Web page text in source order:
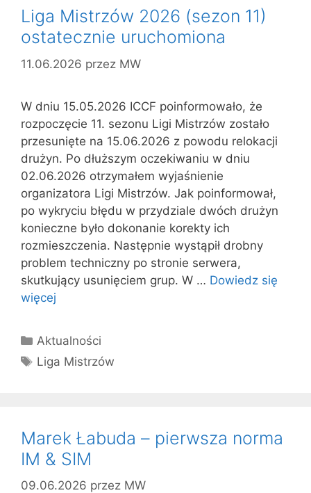
Liga Mistrzów 2026 (sezon 11)
ostatecznie uruchomiona
11.06.2026 przez MW
W dniu 15.05.2026 ICCF poinformowało, że
rozpoczęcie 11. sezonu Ligi Mistrzów zostało
przesunięte na 15.06.2026 z powodu relokacji
drużyn. Po dłuższym oczekiwaniu w dniu
02.06.2026 otrzymałem wyjaśnienie
organizatora Ligi Mistrzów. Jak poinformował,
po wykryciu błędu w przydziale dwóch drużyn
konieczne było dokonanie korekty ich
rozmieszczenia. Następnie wystąpił drobny
problem techniczny po stronie serwera,
skutkujący usunięciem grup. W … Dowiedz się
więcej
Kategorie
Aktualności
Tagi
Liga Mistrzów
Marek Łabuda – pierwsza norma
IM & SIM
09.06.2026 przez MW